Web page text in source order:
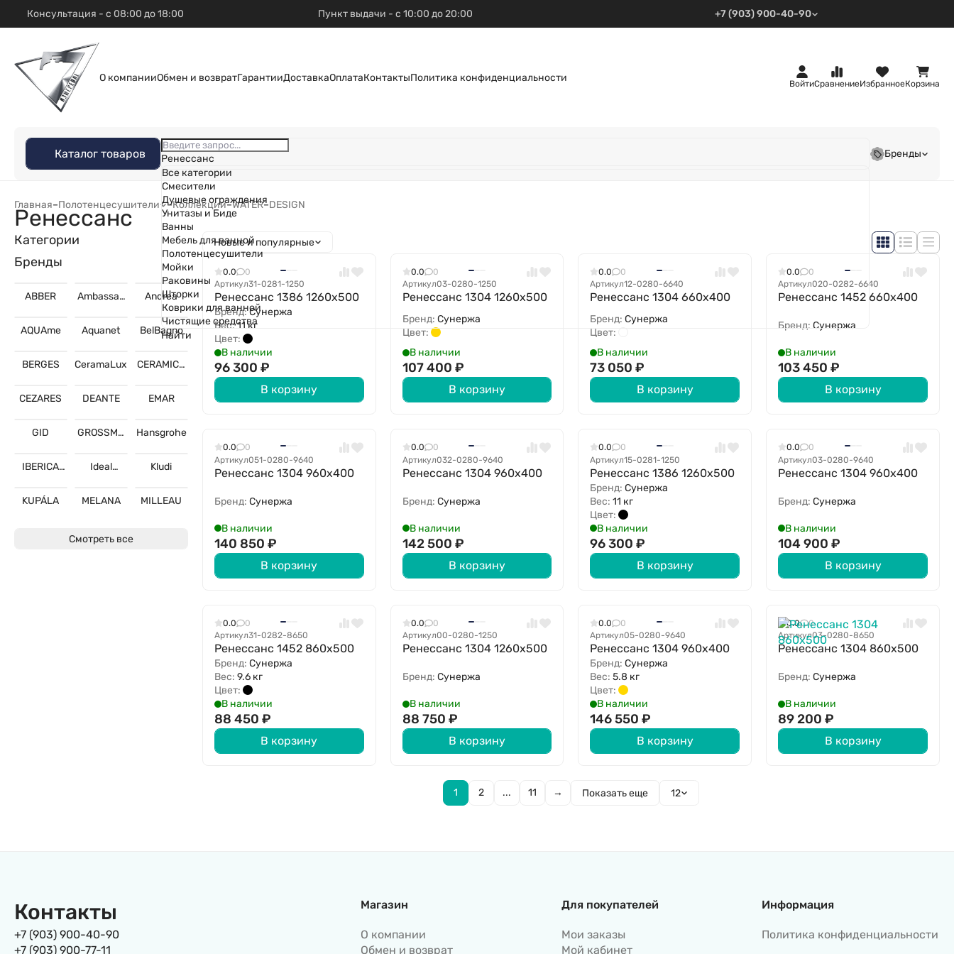
Консультация - с 08:00 до 18:00 Пункт выдачи - с 10:00 до 20:00 +7 (903) 900-40-90
О компанииОбмен и возвратГарантииДоставкаОплатаКонтактыПолитика конфиденциальности
ВойтиСравнениеИзбранноеКорзина
Каталог товаров
Ренессанс
Все категории
Смесители
Душевые ограждения
Унитазы и Биде
Ванны
Мебель для ванной
Полотенцесушители
Мойки
Раковины
Шторки
Коврики для ванной
Чистящие средства
Найти
Бренды
Главная–Полотенцесушители –Коллекции–WATER–DESIGN
Ренессанс
Новые и популярные
0.0
0
Артикул31-0281-1250
Ренессанс 1386 1260x500
Бренд:Сунержа
Вес:11 кг
Цвет:
В наличии
96 300 ₽
В корзину
0.0
0
Артикул03-0280-1250
Ренессанс 1304 1260х500
Бренд: Сунержа
Цвет:
В наличии
107 400 ₽
В корзину
0.0
0
Артикул12-0280-6640
Ренессанс 1304 660х400
Бренд:Сунержа
Цвет:
В наличии
73 050₽
В корзину
0.0
0
Артикул020-0282-6640
Ренессанс 1452 660x400
Бренд:Сунержа
В наличии
103 450₽
В корзину
0.0
0
Артикул051-0280-9640
Ренессанс 1304 960х400
Бренд: Сунержа
В наличии
140 850 ₽
В корзину
0.0
0
Артикул032-0280-9640
Ренессанс 1304 960х400
Бренд: Сунержа
В наличии
142 500 ₽
В корзину
0.0
0
Артикул15-0281-1250
Ренессанс 1386 1260x500
Бренд:Сунержа
Вес:11 кг
Цвет:
В наличии
96 300₽
В корзину
0.0
0
Артикул03-0280-9640
Ренессанс 1304 960х400
Бренд:Сунержа
В наличии
104 900₽
В корзину
0.0
0
Артикул31-0282-8650
Ренессанс 1452 860x500
Бренд: Сунержа
Вес: 9.6 кг
Цвет:
В наличии
88 450 ₽
В корзину
0.0
0
Артикул00-0280-1250
Ренессанс 1304 1260х500
Бренд: Сунержа
В наличии
88 750 ₽
В корзину
0.0
0
Артикул05-0280-9640
Ренессанс 1304 960х400
Бренд:Сунержа
Вес:5.8 кг
Цвет:
В наличии
146 550₽
В корзину
0.0
0
Артикул03-0280-8650
Ренессанс 1304 860х500
Бренд:Сунержа
В наличии
89 200₽
В корзину
1 2 ... 11 → Показать еще 12
Категории
Бренды
ABBER
Ambassad
Andrea
AQUAme Aquanet BelBagno
BERGES CeramaLux
CERAMICA
CEZARES
DEANTE EMAR
GID
GROSSMA
Hansgrohe
IBERICA
Ideal
Kludi
KUPÁLA MELANA MILLEAU
Смотреть все
Контакты
+7 (903) 900-40-90
+7 (903) 900-77-11
Магазин
О компании
Обмен и возврат
Для покупателей
Мои заказы
Мой кабинет
Информация
Политика конфиденциальности